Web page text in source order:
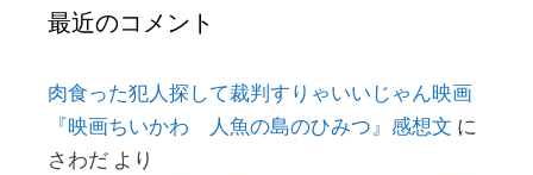
最近のコメント
肉食った犯人探して裁判すりゃいいじゃん映画
『映画ちいかわ 人魚の島のひみつ』感想文 に
さわだ より